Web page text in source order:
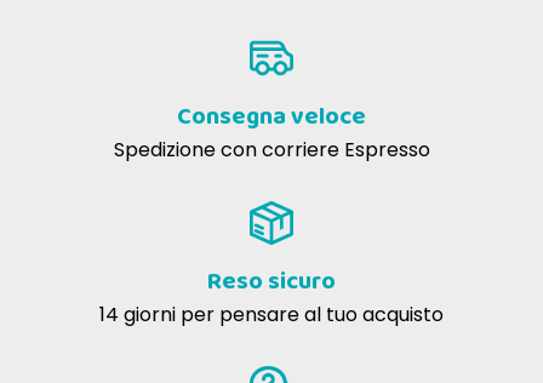
Consegna veloce
Spedizione con corriere Espresso
Reso sicuro
14 giorni per pensare al tuo acquisto